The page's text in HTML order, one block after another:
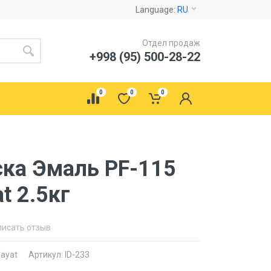
Language: RU
Отдел продаж
+998 (95) 500-28-22
0 0 0
Эмаль PF-115
2.5кг
отзыв
Артикул: ID-233